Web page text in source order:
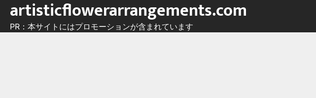
Skip
content
artisticflowerarrangements.com
PR：本サイトにはプロモーションが含まれています